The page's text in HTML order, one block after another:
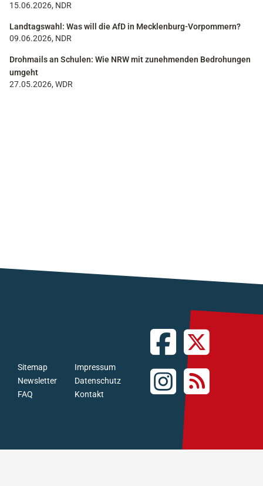
15.06.2026, NDR
Landtagswahl: Was will die AfD in Mecklenburg-Vorpommern?
09.06.2026, NDR
Drohmails an Schulen: Wie NRW mit zunehmenden Bedrohungen
umgeht
27.05.2026, WDR
FAQ
Newsletter
Sitemap
Kontakt
Datenschutz
Impressum